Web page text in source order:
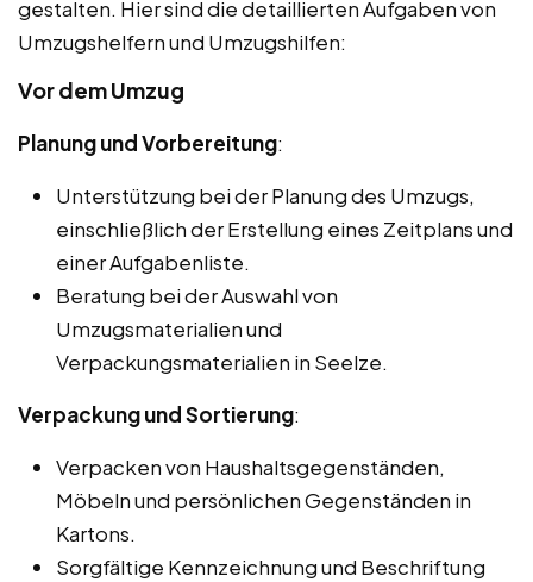
gestalten. Hier sind die detaillierten Aufgaben von
Umzugshelfern und Umzugshilfen:
Vor dem Umzug
Planung und Vorbereitung:
Unterstützung bei der Planung des Umzugs,
einschließlich der Erstellung eines Zeitplans und
einer Aufgabenliste.
Beratung bei der Auswahl von
Umzugsmaterialien und
Verpackungsmaterialien in Seelze.
Verpackung und Sortierung:
Verpacken von Haushaltsgegenständen,
Möbeln und persönlichen Gegenständen in
Kartons.
Sorgfältige Kennzeichnung und Beschriftung